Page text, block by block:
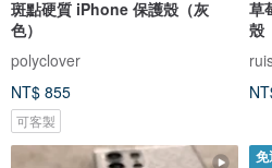
斑點硬質 iPhone 保護殼（灰
色）
polyclover
NT$ 855
可客製
草
殼
免